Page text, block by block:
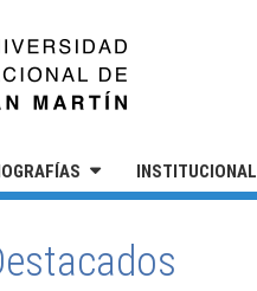
INSTITUCIONAL
AQUÍ